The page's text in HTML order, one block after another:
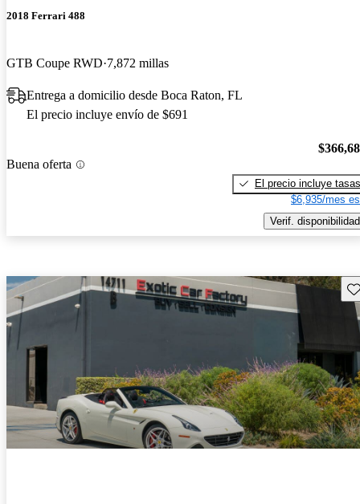
2018 Ferrari 488
GTB Coupe RWD 7,872 millas
Entrega a domicilio desde Boca Raton, FL
El precio incluye envío de $691
Buena oferta
El precio incluye tasas
$6,935/mes
Verif. disponibilidad